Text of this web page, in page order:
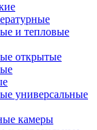
и тепловые
открытые
универсальные
камеры